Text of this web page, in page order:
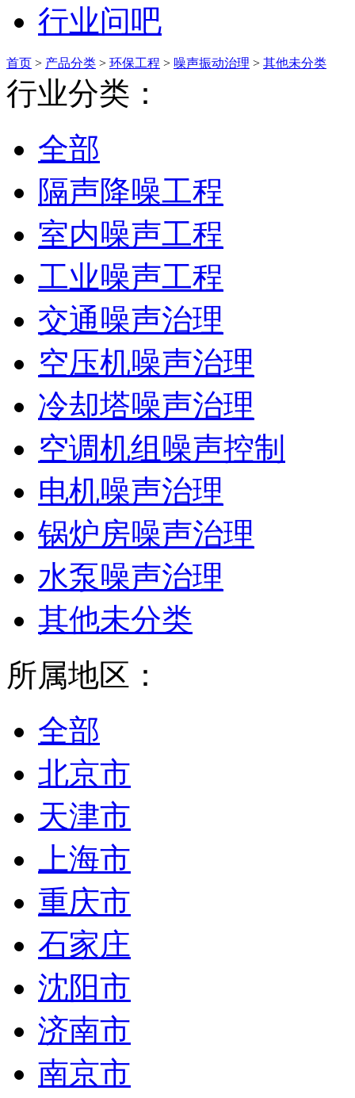
行业问吧
首页 > 产品分类 > 环保工程 > 噪声振动治理 > 其他未分类
行业分类：
全部
隔声降噪工程
室内噪声工程
工业噪声工程
交通噪声治理
空压机噪声治理
冷却塔噪声治理
空调机组噪声控制
电机噪声治理
锅炉房噪声治理
水泵噪声治理
其他未分类
所属地区：
全部
北京市
天津市
上海市
重庆市
石家庄
沈阳市
济南市
南京市